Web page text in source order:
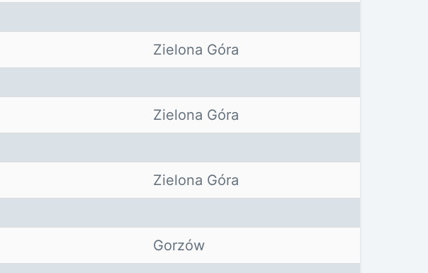
Zielona Góra
Zielona Góra
Zielona Góra
Gorzów